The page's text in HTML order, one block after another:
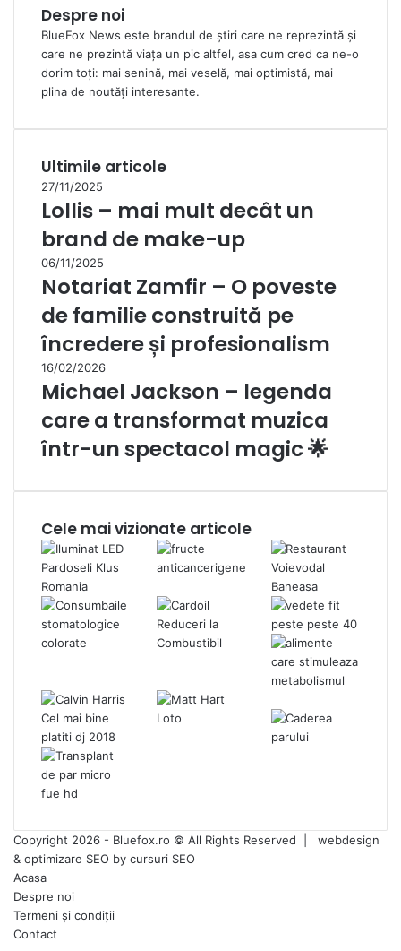
Despre noi
BlueFox News este brandul de știri care ne reprezintă și
care ne prezintă viața un pic altfel, asa cum cred ca ne-o
dorim toți: mai senină, mai veselă, mai optimistă, mai
plina de noutăți interesante.
Ultimile articole
27/11/2025
Lollis – mai mult decât un
brand de make-up
06/11/2025
Notariat Zamfir – O poveste
de familie construită pe
încredere și profesionalism
16/02/2026
Michael Jackson – legenda
care a transformat muzica
într-un spectacol magic 🌟
Cele mai vizionate articole
Copyright 2026 - Bluefox.ro © All Rights Reserved |
webdesign
& optimizare SEO by cursuri SEO
Acasa
Despre noi
Termeni și condiții
Contact